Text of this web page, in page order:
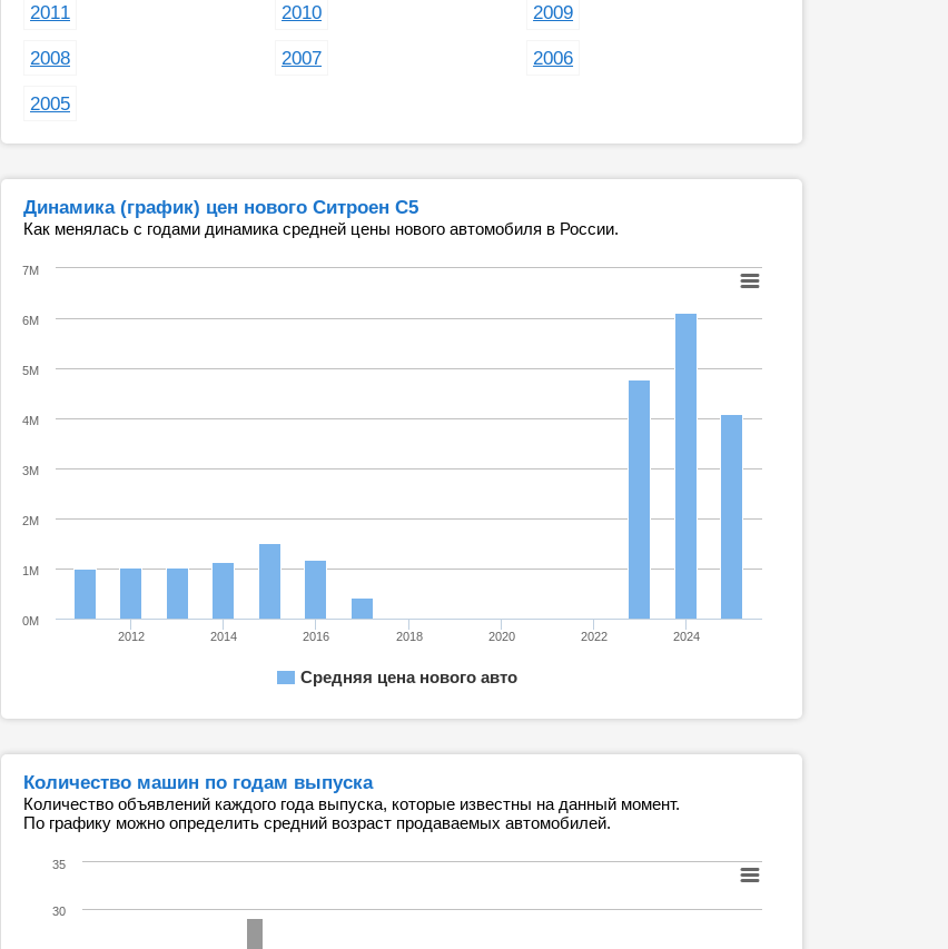
2011 2010 2009
2008 2007 2006
2005
Динамика (график) цен нового Ситроен С5
Как менялась с годами динамика средней цены нового автомобиля в России.
Средняя цена нового авто
2012 2014 2016 2018 2020 2022 2024
0M
1M
2M
3M
4M
5M
6M
7M
Количество машин по годам выпуска
Количество объявлений каждого года выпуска, которые известны на данный момент.
По графику можно определить средний возраст продаваемых автомобилей.
30
35